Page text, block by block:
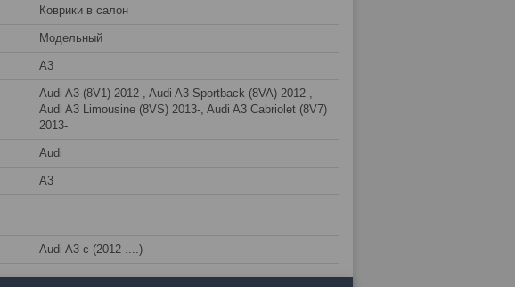
Коврики в салон
Модельный
A3
Audi A3 (8V1) 2012-, Audi A3 Sportback (8VA) 2012-,
Audi A3 Limousine (8VS) 2013-, Audi A3 Cabriolet (8V7)
2013-
Audi
A3
Audi A3 c (2012-....)